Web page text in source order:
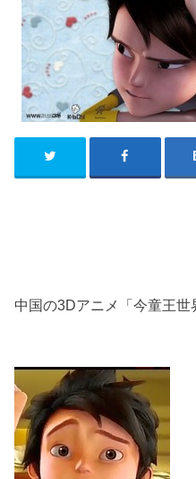
中国の3Dアニメ「今童王世